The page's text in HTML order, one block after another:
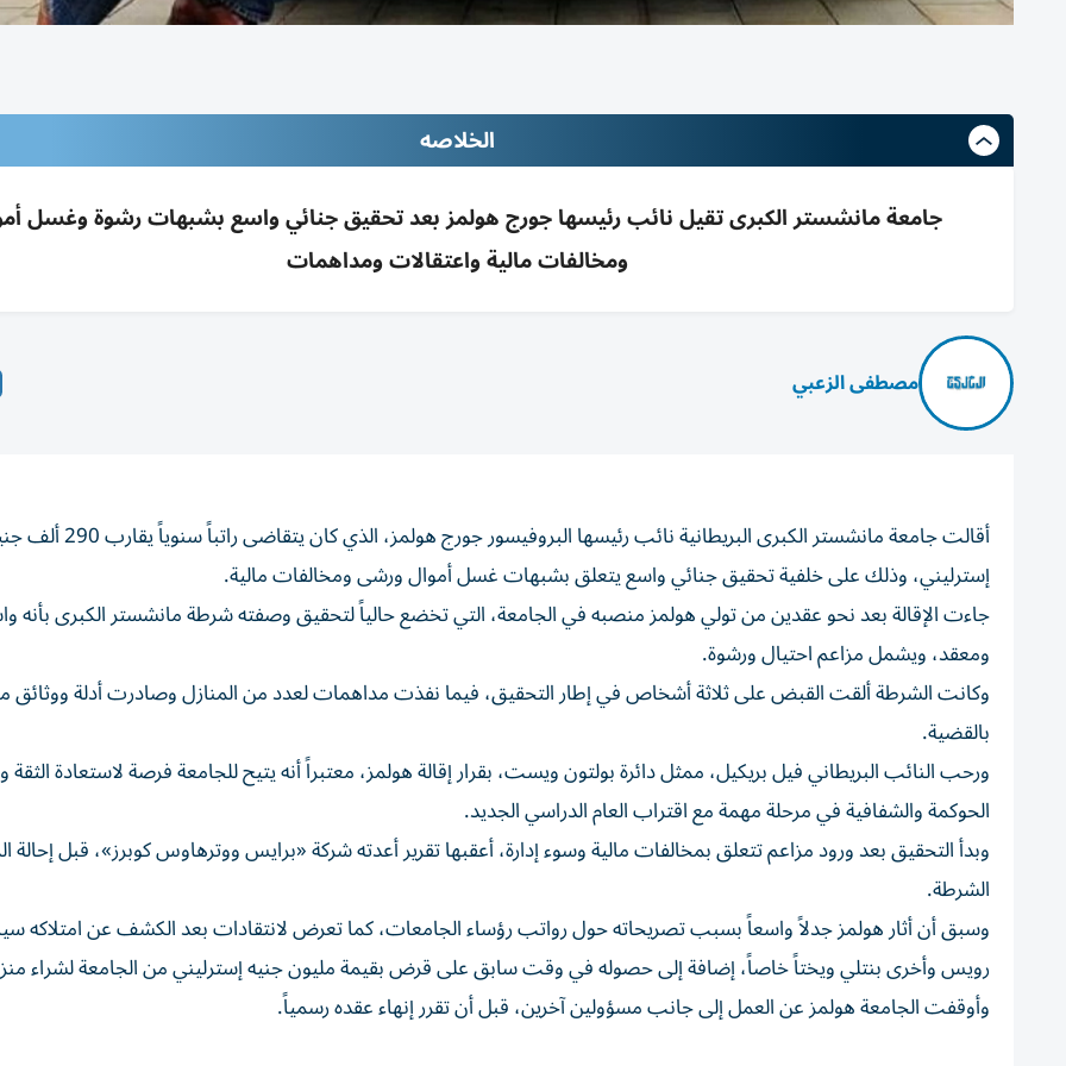
الخلاصه
جامعة مانشستر الكبرى تقيل نائب رئيسها جورج هولمز بعد تحقيق جنائي واسع بشبهات رشوة وغسل
ومخالفات مالية واعتقالات ومداهمات
مصطفى الزعبي
أقالت جامعة مانشستر الكبرى البريطانية نائب رئيسها البروفيسور جورج هولمز، الذي كان
إسترليني، وذلك على خلفية تحقيق جنائي واسع يتعلق بشبهات غسل أموال ورشى ومخالفات مالية.
جاءت الإقالة بعد نحو عقدين من تولي هولمز منصبه في الجامعة، التي تخضع حالياً لتحقيق وصفته شرطة مانشستر الكبرى بأنه
ومعقد، ويشمل مزاعم احتيال ورشوة.
وكانت الشرطة ألقت القبض على ثلاثة أشخاص في إطار التحقيق، فيما نفذت مداهمات لعدد من المنازل وصادرت أدلة ووثائق
بالقضية.
ورحب النائب البريطاني فيل بريكيل، ممثل دائرة بولتون ويست، بقرار إقالة هولمز، معتبراً أنه يتيح للجامعة فرصة لاستعادة الثقة
الحوكمة والشفافية في مرحلة مهمة مع اقتراب العام الدراسي الجديد.
وبدأ التحقيق بعد ورود مزاعم تتعلق بمخالفات مالية وسوء إدارة، أعقبها تقرير أعدته شركة «برايس ووترهاوس كوبرز»، قبل إحالة
الشرطة.
وسبق أن أثار هولمز جدلاً واسعاً بسبب تصريحاته حول رواتب رؤساء الجامعات، كما تعرض لانتقادات بعد الكشف عن امتلاكه
رويس وأخرى بنتلي ويختاً خاصاً، إضافة إلى حصوله في وقت سابق على قرض بقيمة مليون جنيه إسترليني من الجامعة لشراء
وأوقفت الجامعة هولمز عن العمل إلى جانب مسؤولين آخرين، قبل أن تقرر إنهاء عقده رسمياً.